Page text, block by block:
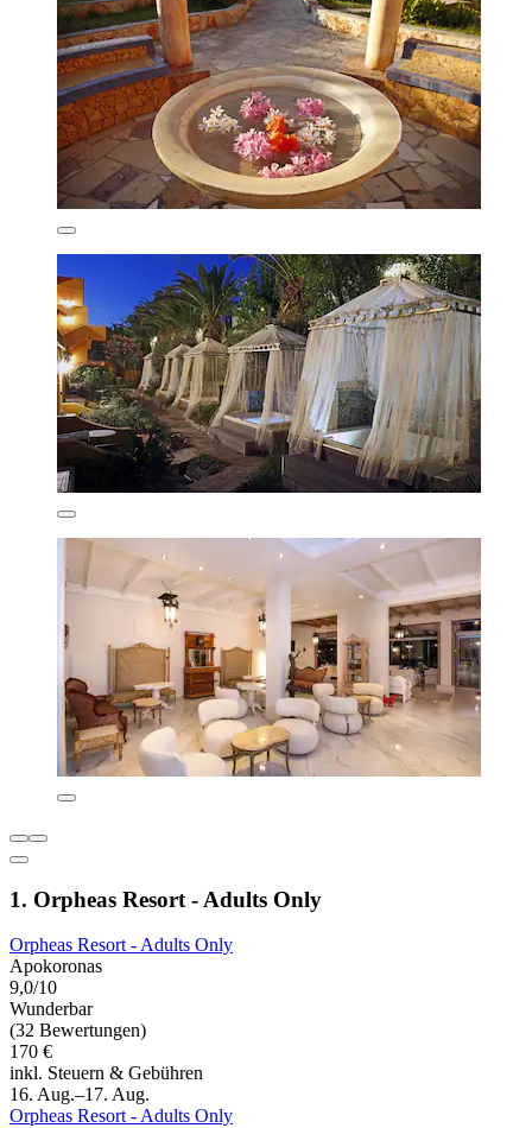
1. Orpheas Resort - Adults Only
Orpheas Resort - Adults Only
Apokoronas
9,0/10
Wunderbar
(32 Bewertungen)
170 €
inkl. Steuern & Gebühren
16. Aug.–17. Aug.
Orpheas Resort - Adults Only